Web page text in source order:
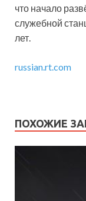
что начало
служебной
лет.
russian.rt.com
ПОХОЖИЕ